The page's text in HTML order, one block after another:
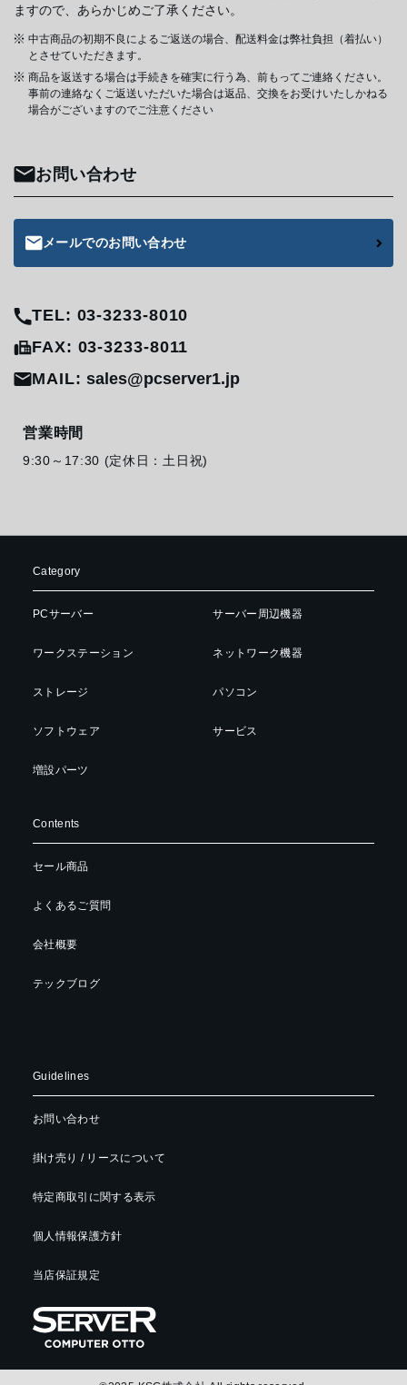
ますので、あらかじめご了承ください。
中古商品の初期不良によるご返送の場合、配送料金は弊社負担（着払い）
とさせていただきます。
商品を返送する場合は手続きを確実に行う為、前もってご連絡ください。
事前の連絡なくご返送いただいた場合は返品、交換をお受けいたしかねる
場合がございますのでご注意ください
お問い合わせ
メールでのお問い合わせ
TEL: 03-3233-8010
FAX: 03-3233-8011
MAIL:sales@pcserver1.jp
営業時間
9:30～17:30 (定休日：土日祝)
Category
PCサーバー
ワークステーション
ストレージ
ソフトウェア
増設パーツ
サーバー周辺機器
ネットワーク機器
パソコン
サービス
Contents
セール商品
よくあるご質問
会社概要
テックブログ
Guidelines
お問い合わせ
掛け売り / リースについて
特定商取引に関する表示
個人情報保護方針
当店保証規定